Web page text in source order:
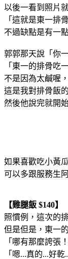
以後一看到照片
「這就是東一排
不過缺點是有一
郭郭那天說「你
「東一的排骨吃
不是因為太鹹喔
這是我對排骨飯
然後他說完就開
如果喜歡吃小黃
可以多跟服務生
【雞腿飯 $140】
照慣例，這次的
但是但是，東一
「哪有那麼誇張
「嗯...真的...好乾